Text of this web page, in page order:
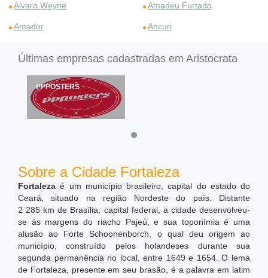
Álvaro Weyne Amadeu Furtado
Amador Ancuri
Últimas empresas cadastradas em Aristocrata
PPPOSTERS
Sobre a Cidade Fortaleza
Fortaleza é um município brasileiro, capital do estado do
Ceará, situado na região Nordeste do país. Distante
2 285 km de Brasília, capital federal, a cidade desenvolveu-
se às margens do riacho Pajeú, e sua toponímia é uma
alusão ao Forte Schoonenborch, o qual deu origem ao
município, construído pelos holandeses durante sua
segunda permanência no local, entre 1649 e 1654. O lema
de Fortaleza, presente em seu brasão, é a palavra em latim